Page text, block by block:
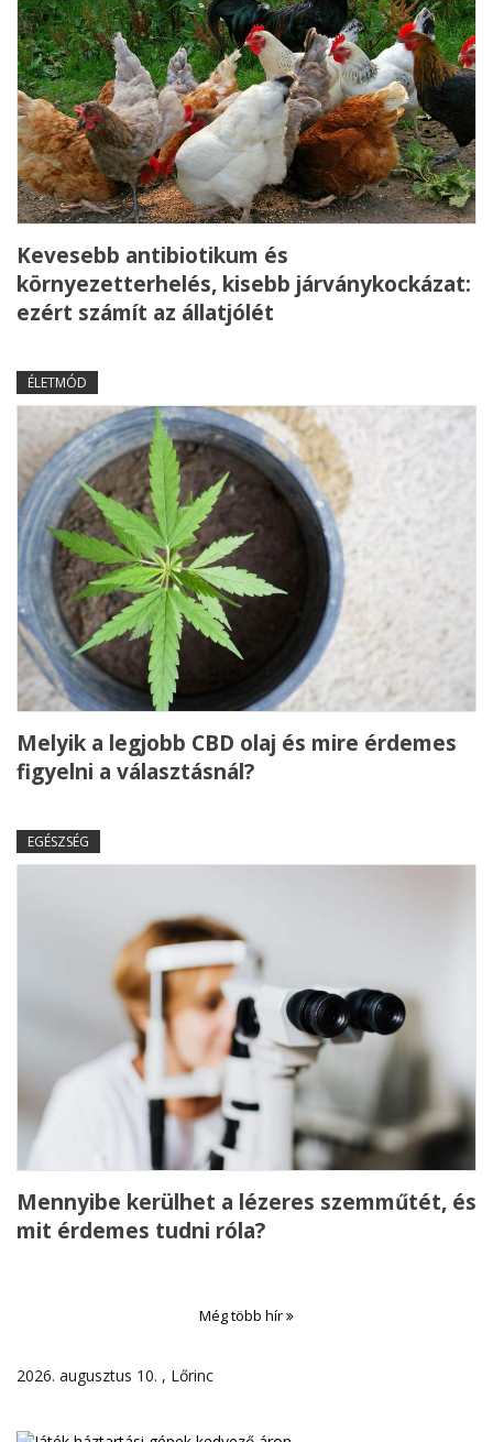
Kevesebb antibiotikum és
környezetterhelés, kisebb járványkockázat:
ezért számít az állatjólét
ÉLETMÓD
Melyik a legjobb CBD olaj és mire érdemes
figyelni a választásnál?
EGÉSZSÉG
Mennyibe kerülhet a lézeres szemműtét, és
mit érdemes tudni róla?
Még több hír
2026. augusztus 10. , Lőrinc